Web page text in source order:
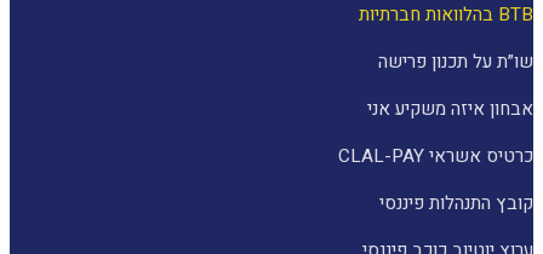
BTB בהלוואות חברתיות
שו״ת על תכנון פרישה
אבחון איזה משקיע אני
כרטיס אשראי CLAL-PAY
קובץ התנהלות פיננסי